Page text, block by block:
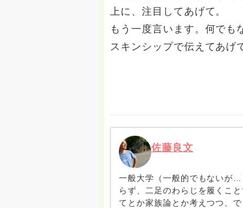
上に、注目してあげて。
もう一度言います。何でも
スキンシップで伝えてあげ
佐藤良文
一般大学（一般的でもないが
らず、二足のわらじを履くこ
てとか家族論とか考えつつ、